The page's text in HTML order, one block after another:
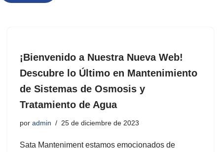
¡Bienvenido a Nuestra Nueva Web!
Descubre lo Último en Mantenimiento
de Sistemas de Osmosis y
Tratamiento de Agua
por admin 25 de diciembre de 2023
Sata Manteniment estamos emocionados de